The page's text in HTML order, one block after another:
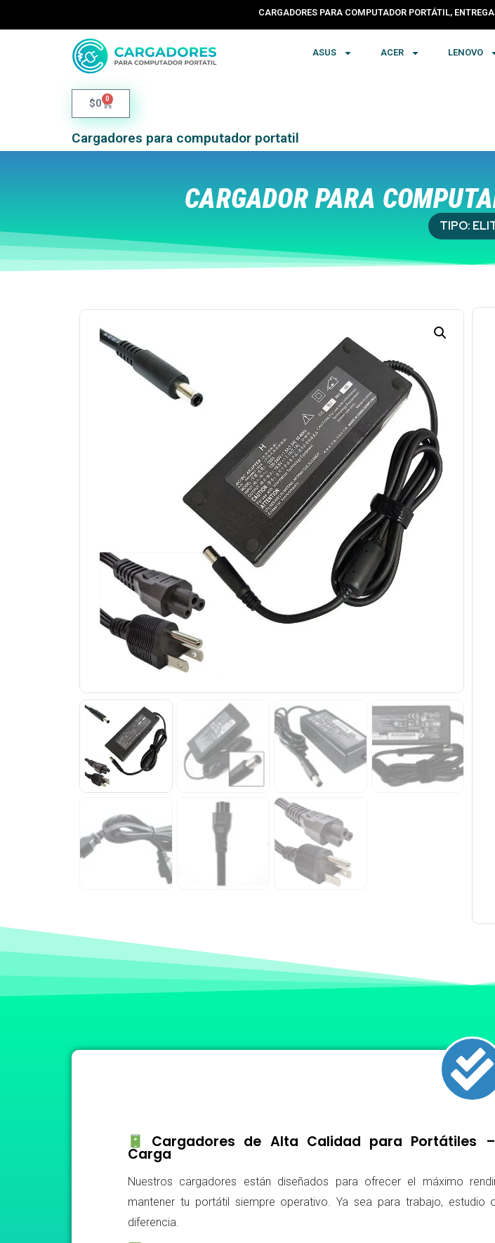
CARGADORES PARA COMPUTADOR PORTÁTIL, ENTREGAS
ASUS ACER LENOVO
$0 0
Cargadores para computador portatil
CARGADOR PARA
TIPO:
Cargadores de Alta Calidad para Portátiles
Carga
Nuestros cargadores están diseñados para ofrecer el máximo
mantener tu portátil siempre operativo. Ya sea para trabajo,
diferencia.